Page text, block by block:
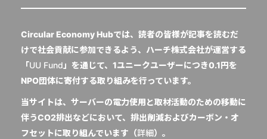
Circular Economy Hubでは、読者の皆様が記事を読むだ
けで社会貢献に参加できるよう、ハーチ株式会社が運営する
「UU Fund 」を通じて、1ユニークユーザーにつき0.1円を
NPO団体に寄付する取り組みを行っています。
当サイトは、サーバーの電力使用と取材活動のための移動に
伴うCO2排出などにおいて、排出削減およびカーボン・オ
フセットに取り組んでいます（詳細）。